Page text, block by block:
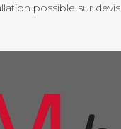
possible sur devis